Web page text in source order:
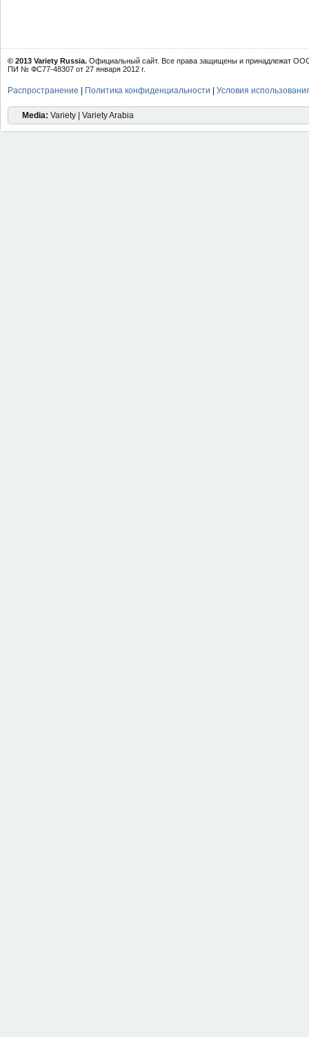
© 2013 Variety Russia. Официальный сайт. Все права защищены и принадлежат
ПИ № ФС77-48307 от 27 января 2012 г.
Распространение Политика конфиденциальности Условия
Media: Variety | Variety Arabia